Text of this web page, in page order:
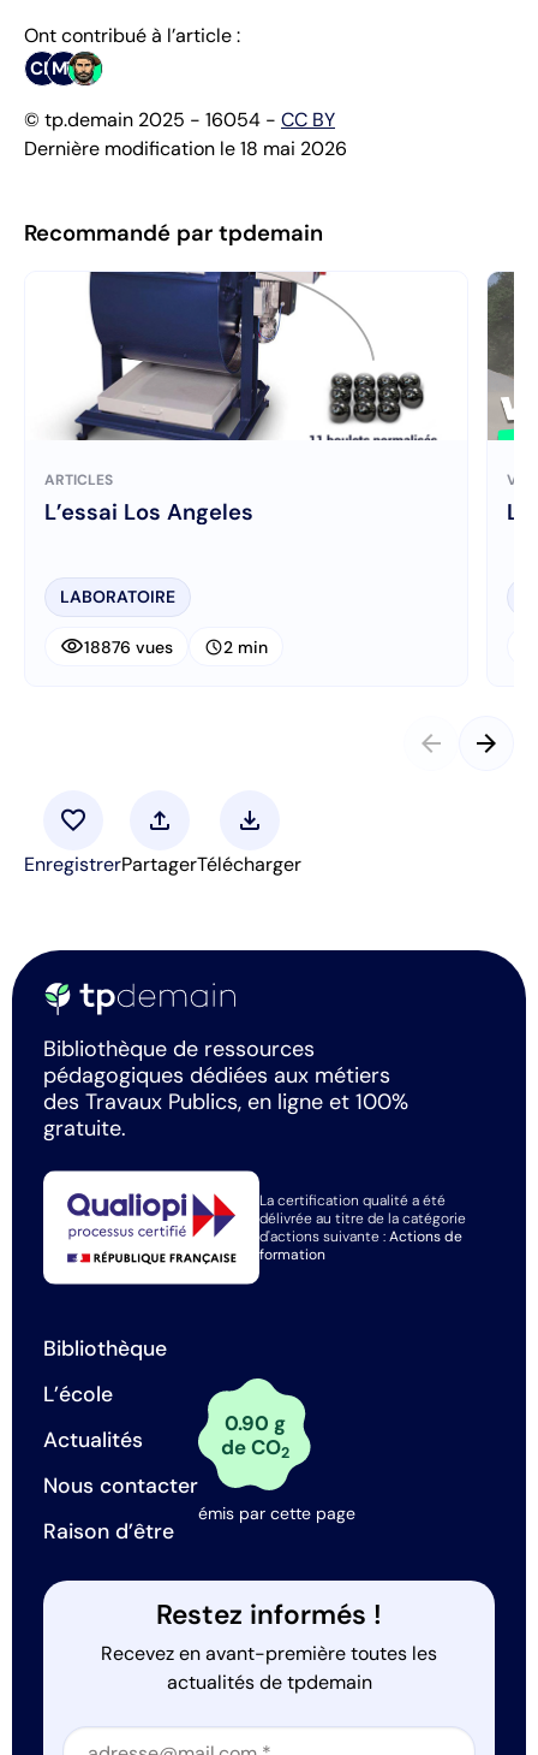
Ont contribué à l’article :
CBMT
© tp.demain 2025 - 16054 - CC BY
Dernière modification le 18 mai 2026
Recommandé par tpdemain
ARTICLES
L’essai Los Angeles
LABORATOIRE
visibility18876 vues schedule2 min
arrow_back arrow_forward
favorite
Enregistrer
upload
Partager
download
Télécharger
Bibliothèque de ressources
pédagogiques dédiées aux métiers
des Travaux Publics, en ligne et 100%
gratuite.
La certification qualité a été
délivrée au titre de la catégorie
d'actions suivante :Actions de
formation
Bibliothèque
L’école
Actualités
Nous contacter
Raison d’être
0.90 g
de CO2
émis par cette page
Restez informés !
Recevez en avant-première toutes les
actualités de tpdemain
Section